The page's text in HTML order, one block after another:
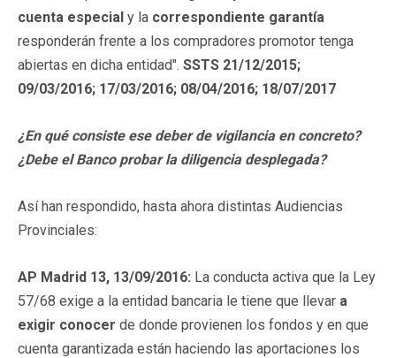
cuenta especial y la correspondiente garantía
responderán frente a los compradores promotor tenga
abiertas en dicha entidad". SSTS 21/12/2015;
09/03/2016; 17/03/2016; 08/04/2016; 18/07/2017
¿En qué consiste ese deber de vigilancia en concreto?
¿Debe el Banco probar la diligencia desplegada?
Así han respondido, hasta ahora distintas Audiencias
Provinciales:
AP Madrid 13, 13/09/2016: La conducta activa que la Ley
57/68 exige a la entidad bancaria le tiene que llevar a
exigir conocer de donde provienen los fondos y en que
cuenta garantizada están haciendo las aportaciones los